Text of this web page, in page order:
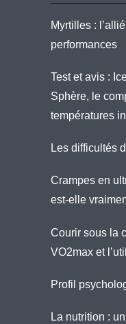
Myrtilles :
performances
Test et avis :
Sphère, le
températures
Les difficultés
Crampes en
est-elle
Courir sous la
VO2max et
Profil
La nutrition :